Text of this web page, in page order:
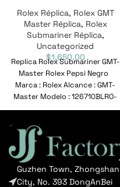
Rolex Réplica, Rolex GMT
Master Réplica, Rolex
Submariner Réplica,
Uncategorized
$1,650.00
Replica Rolex Submariner GMT-
Master Rolex Pepsi Negro
Marca : Rolex Alcance : GMT-
Master Modelo : 126710BLRO-
0001 Nº de referencia
Guzhen Town, Zhongshan
City, No. 393 DongAnBei